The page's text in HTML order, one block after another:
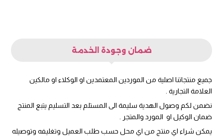
ضمان وجودة الخدمة
جميع منتجاتنا اصلية من الموردين المعتمدين او الوكلاء او مالكين
العلامة التجارية .
نضمن لكم وصول الهدية سليمة الى المستلم بعد التسليم يتبع المنتج
ضمان الوكيل او المورد والمتجر .
يمكن شراء اي منتج من اي محل حسب طلب العميل وتغليفه وتوصيله